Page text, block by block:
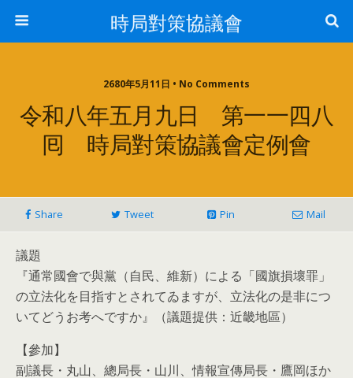
時局對策協議會
2680年5月11日 • No Comments
令和八年五月九日 第一一四八
囘 時局對策協議會定例會
Share Tweet Pin Mail
議題
『通常國會で與黨（自民、維新）による「國旗損壞罪」
の立法化を目指すとされてゐますが、立法化の是非につ
いてどうお考へですか』（議題提供：近畿地區）
【參加】
副議長・丸山、總局長・山川、情報宣傳局長・鷹岡ほか